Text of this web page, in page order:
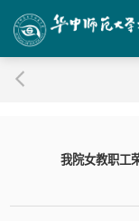
我院女教职工